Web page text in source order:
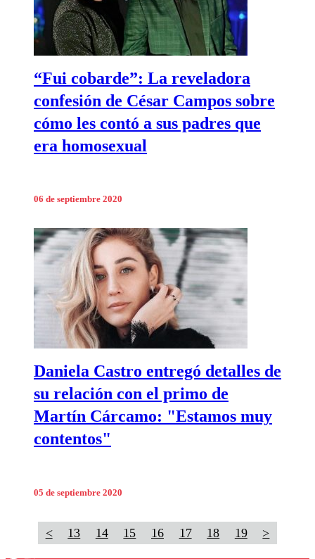
“Fui cobarde”: La reveladora
confesión de César Campos sobre
cómo les contó a sus padres que
era homosexual
06 de septiembre 2020
Daniela Castro entregó detalles de
su relación con el primo de
Martín Cárcamo: "Estamos muy
contentos"
05 de septiembre 2020
< 13 14 15 16 17 18 19 >